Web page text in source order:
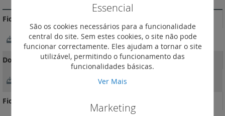
Fichas Técnicas
FichaTécnica
Documentação Comercial
Ficheiro BIM
Essencial
São os cookies necessários para a funcionalidade
central do site. Sem estes cookies, o site não pode
funcionar correctamente. Eles ajudam a tornar o site
utilizável, permitindo o funcionamento das
funcionalidades básicas.
Ver Mais
Marketing